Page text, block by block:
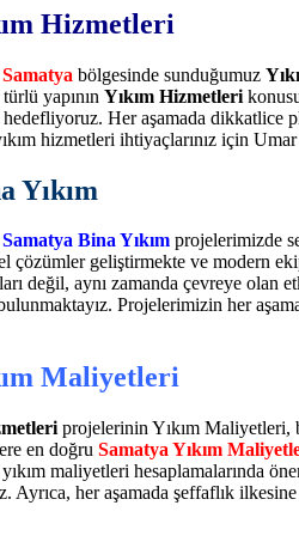
Hizmetleri
Samatya bölgesinde sunduğumuz
yapının Yıkım Hizmetleri
hedefliyoruz. Her aşamada dikkatlice
hizmetleri ihtiyaçlarınız için
Yıkım
Samatya Bina Yıkım projelerimizde
çözümler geliştirmekte ve modern
değil, aynı zamanda çevreye
Projelerimizin her
Maliyetleri
projelerinin Yıkım Maliyetleri,
en doğru Samatya Yıkım
maliyetleri hesaplamalarında
Ayrıca, her aşamada şeffaflık